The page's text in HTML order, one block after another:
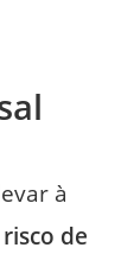
à
risco de